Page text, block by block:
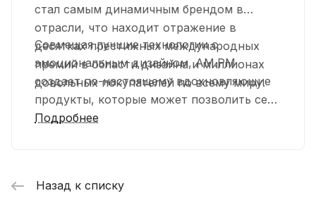
стал самым динамичным брендом в
отрасли, что находит отражение в
десятках престижных международных
премий в области дизайна и миллионах
довольных покупателей по всему миру.
Совмещая лучшие технологии с
эмоциональным дизайном, AM.PM
создает по-настоящему вдохновляющие
продукты, которые может позволить себе
каждый.
Подробнее
Назад к списку